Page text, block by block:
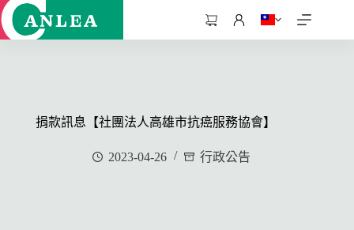
跳
至
購
捐款訊息【社團法人高雄市抗癌服務協會】
2023-04-26 行政公告